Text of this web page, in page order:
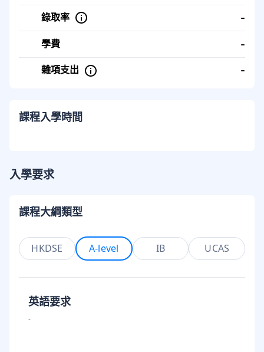
錄取率 -
學費 -
雜項支出 -
課程入學時間
入學要求
課程大綱類型
HKDSE A-level IB UCAS
英語要求
-